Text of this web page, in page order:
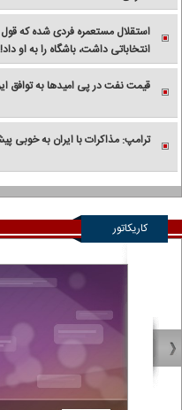
استقلال مستعمره فردی شده که
انتخاباتی داشت، باشگاه را به او داد!
قیمت نفت در پی امیدها به توافق
ترامپ: مذاکرات با ایران به خوبی
کاریکاتور